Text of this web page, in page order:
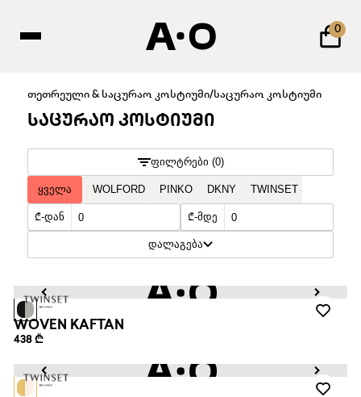
0
თეთრეული & საცურაო კოსტიუმი/საცურაო კოსტიუმი
ᲡᲐᲪᲣᲠᲐᲝ ᲙᲝᲡᲢᲘᲣᲛᲘ
ᲤᲘᲚᲢᲠᲔᲑᲘ (0)
ᲧᲕᲔᲚᲐ WOLFORD PINKO DKNY TWINSET
₾-ᲓᲐᲜ ₾-ᲛᲓᲔ
ᲓᲐᲚᲐᲒᲔᲑᲐ
WOVEN KAFTAN
438 ₾